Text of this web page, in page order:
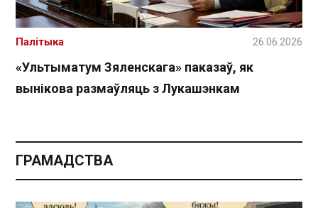
«Ультыматум Зяленскага» паказаў, як
вынікова размаўляць з Лукашэнкам
Палітыка 26.06.2026
ГРАМАДСТВА